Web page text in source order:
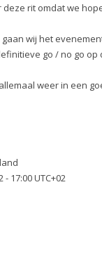
rit omdat we
wij het
go / no go
weer in een
17:00 UTC+02